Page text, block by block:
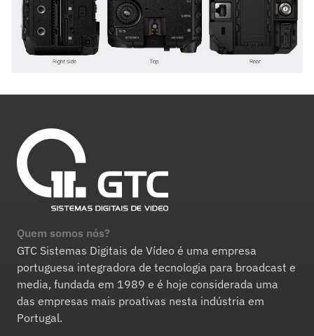
Quem somos nós?
GTC Sistemas Digitais de Vídeo é uma empresa
portuguesa integradora de tecnologia para broadcast e
media, fundada em 1989 e é hoje considerada uma
das empresas mais proativas nesta indústria em
Portugal.